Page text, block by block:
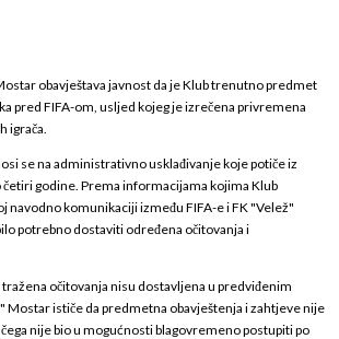
obavještava javnost da je Klub trenutno predmet
pred FIFA-om, usljed kojeg je izrečena privremena
igrača.
se na administrativno usklađivanje koje potiče iz
godine. Prema informacijama kojima Klub
navodno komunikaciji između FIFA-e i FK "Velež"
potrebno dostaviti određena očitovanja i
očitovanja nisu dostavljena u predviđenim
Mostar ističe da predmetna obavještenja i zahtjeve nije
nije bio u mogućnosti blagovremeno postupiti po